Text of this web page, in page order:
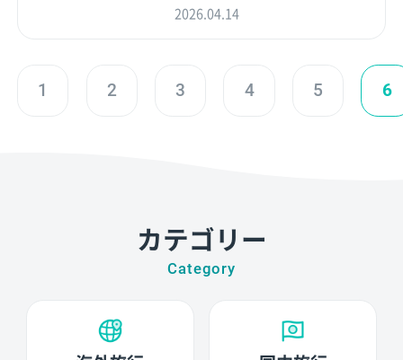
2026.04.14
1 2 3 4 5 6
カテゴリー
Category